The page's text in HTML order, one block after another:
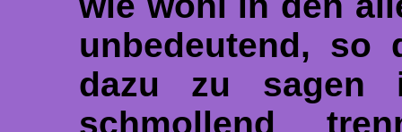
unbedeutend, so
dazu zu
schmollend